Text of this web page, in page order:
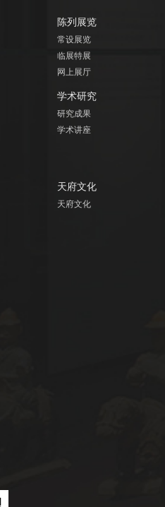
陈列展览
常设展览
临展特展
网上展厅
学术研究
研究成果
学术讲座
天府文化
天府文化